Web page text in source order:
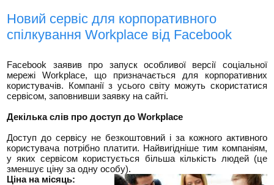
Новий сервіс для корпоративного
спілкування Workplace від Facebook
Facebook заявив про запуск особливої ​​версії соціальної
мережі Workplace, що призначається для корпоративних
користувачів. Компанії з усього світу можуть скористатися
сервісом, заповнивши заявку на сайті.
Декілька слів про доступ до Workplace
Доступ до сервісу не безкоштовний і за кожного активного
користувача потрібно платити. Найвигідніше тим компаніям,
у яких сервісом користується більша кількість людей (це
зменшує ціну за одну особу).
Ціна на місяць: